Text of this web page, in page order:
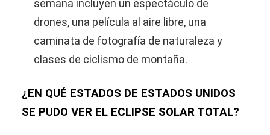
semana incluyen un espectáculo de
drones, una película al aire libre, una
caminata de fotografía de naturaleza y
clases de ciclismo de montaña.
¿EN QUÉ ESTADOS DE ESTADOS UNIDOS
SE PUDO VER EL ECLIPSE SOLAR TOTAL?